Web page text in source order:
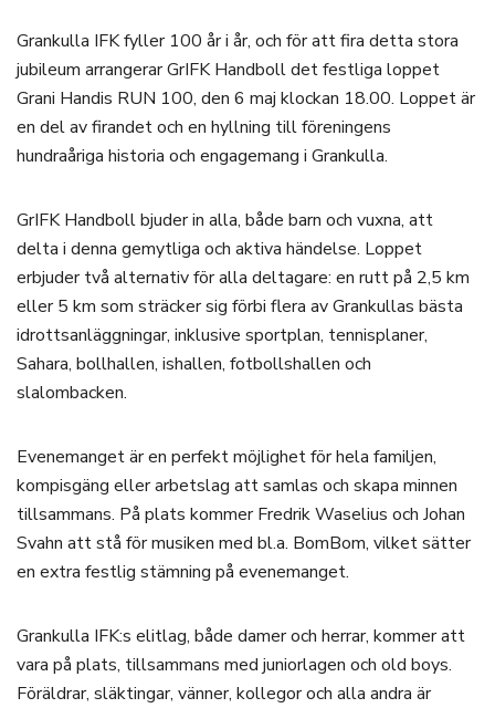
Grankulla IFK fyller 100 år i år, och för att fira detta stora
jubileum arrangerar GrIFK Handboll det festliga loppet
Grani Handis RUN 100, den 6 maj klockan 18.00. Loppet är
en del av firandet och en hyllning till föreningens
hundraåriga historia och engagemang i Grankulla.
GrIFK Handboll bjuder in alla, både barn och vuxna, att
delta i denna gemytliga och aktiva händelse. Loppet
erbjuder två alternativ för alla deltagare: en rutt på 2,5 km
eller 5 km som sträcker sig förbi flera av Grankullas bästa
idrottsanläggningar, inklusive sportplan, tennisplaner,
Sahara, bollhallen, ishallen, fotbollshallen och
slalombacken.
Evenemanget är en perfekt möjlighet för hela familjen,
kompisgäng eller arbetslag att samlas och skapa minnen
tillsammans. På plats kommer Fredrik Waselius och Johan
Svahn att stå för musiken med bl.a. BomBom, vilket sätter
en extra festlig stämning på evenemanget.
Grankulla IFK:s elitlag, både damer och herrar, kommer att
vara på plats, tillsammans med juniorlagen och old boys.
Föräldrar, släktingar, vänner, kollegor och alla andra är